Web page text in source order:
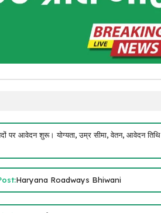
आवेदन शुरू। योग्यता, उम्र सीमा, वेतन, आवेदन तिथि
Haryana Roadways Bhiwani